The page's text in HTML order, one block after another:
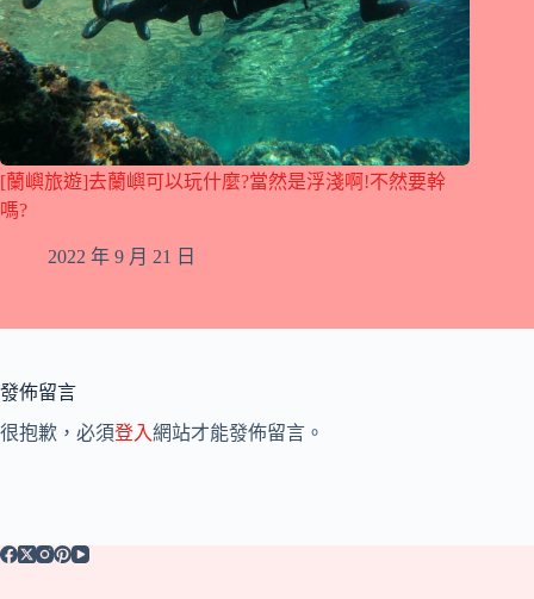
[蘭嶼旅遊]去蘭嶼可以玩什麼?當然是浮淺啊!不然要幹
嗎?
2022 年 9 月 21 日
發佈留言
很抱歉，必須登入網站才能發佈留言。